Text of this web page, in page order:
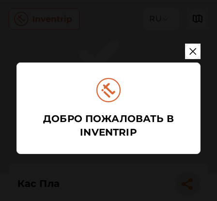
RU
Кас Пла
ДОБРО ПОЖАЛОВАТЬ В
INVENTRIP